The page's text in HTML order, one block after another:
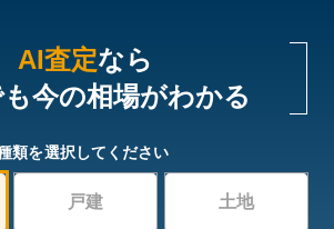
AI査定なら
今の相場がわかる
類を選択してください
戸建 土地